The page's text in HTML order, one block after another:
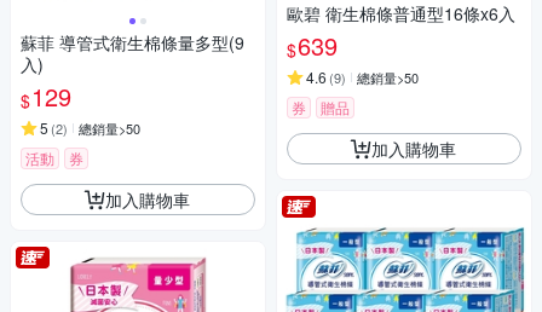
蘇菲 導管式衛生棉條量多型(9
入)
$129
5 (2) 總銷量>50
活動 券
加入購物車
歐碧 衛生棉條普通型16條x6入
$639
4.6 (9) 總銷量>50
券 贈品
加入購物車